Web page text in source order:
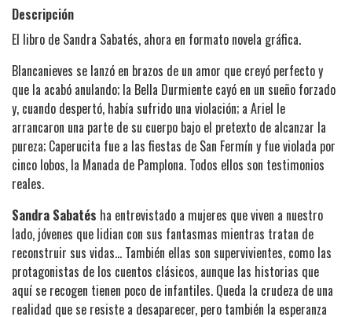
Descripción
El libro de Sandra Sabatés, ahora en formato novela gráfica.
Blancanieves se lanzó en brazos de un amor que creyó perfecto y
que la acabó anulando; la Bella Durmiente cayó en un sueño forzado
y, cuando despertó, había sufrido una violación; a Ariel le
arrancaron una parte de su cuerpo bajo el pretexto de alcanzar la
pureza; Caperucita fue a las fiestas de San Fermín y fue violada por
cinco lobos, la Manada de Pamplona. Todos ellos son testimonios
reales.
Sandra Sabatés ha entrevistado a mujeres que viven a nuestro
lado, jóvenes que lidian con sus fantasmas mientras tratan de
reconstruir sus vidas… También ellas son supervivientes, como las
protagonistas de los cuentos clásicos, aunque las historias que
aquí se recogen tienen poco de infantiles. Queda la crudeza de una
realidad que se resiste a desaparecer, pero también la esperanza